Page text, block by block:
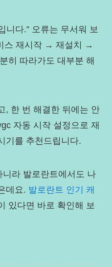
니다.” 오류는 무서워 보
스 재시작 → 재설치 →
히 따라가도 대부분 해
, 한 번 해결한 뒤에는 안
자동 시작 설정으로 재
기를 추천드립니다.
라 발로란트에서도 나
데요. 발로란트 인기 캐
있다면 바로 확인해 보